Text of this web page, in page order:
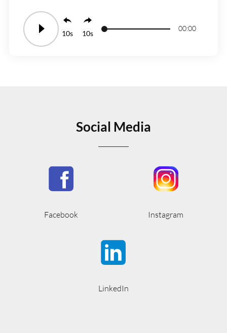
10 10
00:00
Social Media
Facebook Instagram
LinkedIn